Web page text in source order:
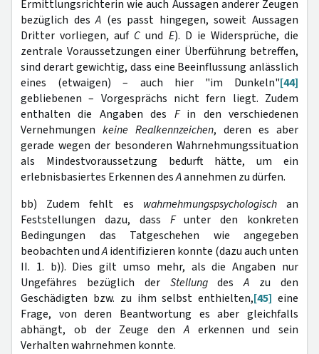
Ermittlungsrichterin wie auch Aussagen anderer Zeugen
bezüglich desA (es passt hingegen, soweit Aussagen
Dritter vorliegen, auf Cund E). D ie Widersprüche, die
zentrale Voraussetzungen einer Überführung betreffen,
sind derart gewichtig, dass eine Beeinflussung anlässlich
eines (etwaigen) – auch hier "im Dunkeln"[44]
gebliebenen – Vorgesprächs nicht fern liegt. Zudem
enthalten die Angaben des Fin den verschiedenen
Vernehmungen keine Realkennzeichen, deren es aber
gerade wegen der besonderen Wahrnehmungssituation
als Mindestvoraussetzung bedurft hätte, um ein
erlebnisbasiertes Erkennen desAannehmen zu dürfen.
bb) Zudem fehlt es wahrnehmungspsychologischan
Feststellungen dazu, dass Funter den konkreten
Bedingungen das Tatgeschehen wie angegeben
beobachten undAidentifizieren konnte (dazu auch unten
II. 1. b)). Dies gilt umso mehr, als die Angaben nur
Ungefähres bezüglich derStellungdes A zu den
Geschädigten bzw. zu ihm selbst enthielten,[45]eine
Frage, von deren Beantwortung es aber gleichfalls
abhängt, ob der Zeuge denAerkennen und sein
Verhalten wahrnehmen konnte.